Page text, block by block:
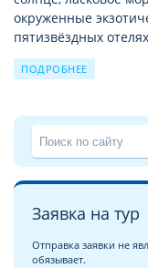
окруженные
пятизвёздных
предпочитает
семейный отдых. А
подходят тем, кто
жизни.
Туры в отель
одному, и большой
TREE PHUKET,
ПОДРОБНЕЕ
Заявка на тур
Отправка заявки не
обязывает.